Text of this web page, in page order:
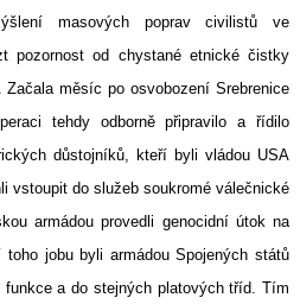
masových poprav civilistů ve
pozornost od chystané etnické čistky
měsíc po osvobození Srebrenice
tehdy odborně připravilo a řídilo
důstojníků, kteří byli vládou USA
vstoupit do služeb soukromé válečnické
armádou provedli genocidní útok na
jobu byli armádou Spojených států
a do stejných platových tříd. Tím